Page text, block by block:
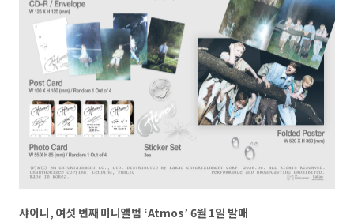
샤이니, 여섯 번째 미니앨범 ‘Atmos’ 6월 1일 발매